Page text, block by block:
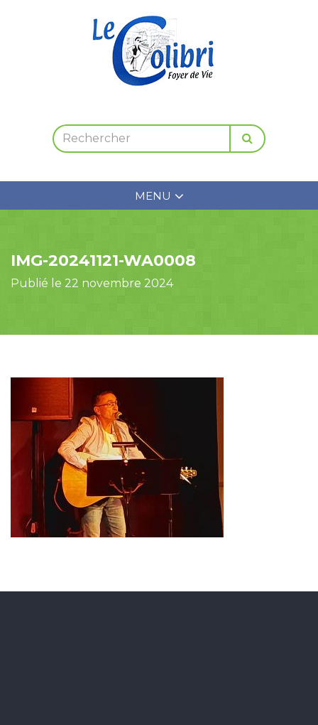
MENU
IMG-20241121-WA0008
Publié le 22 novembre 2024